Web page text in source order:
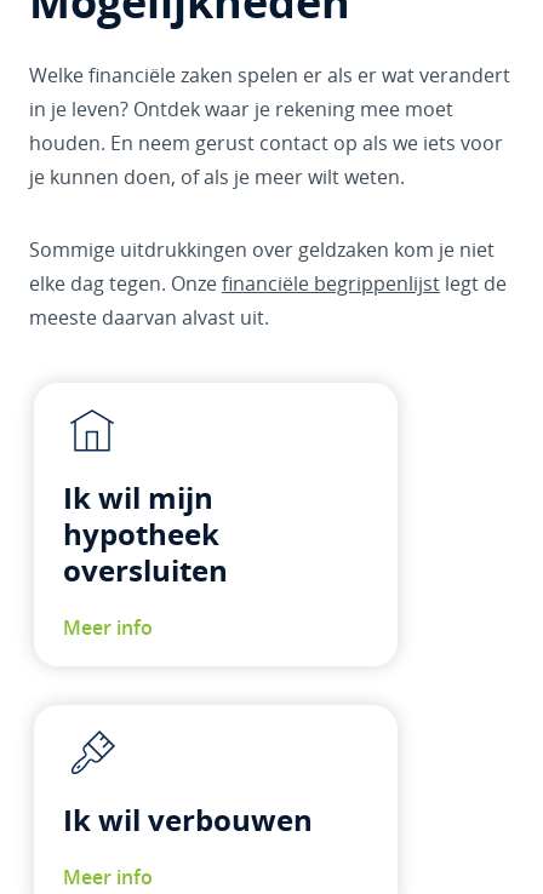
Welke financiële zaken spelen er als er wat verandert
in je leven? Ontdek waar je rekening mee moet
houden. En neem gerust contact op als we iets voor
je kunnen doen, of als je meer wilt weten.
Sommige uitdrukkingen over geldzaken kom je niet
elke dag tegen. Onzefinanciële begrippenlijst legt de
meeste daarvan alvast uit.
Ik wil mijn
hypotheek
oversluiten
Meer info
Ik wil verbouwen
Meer info